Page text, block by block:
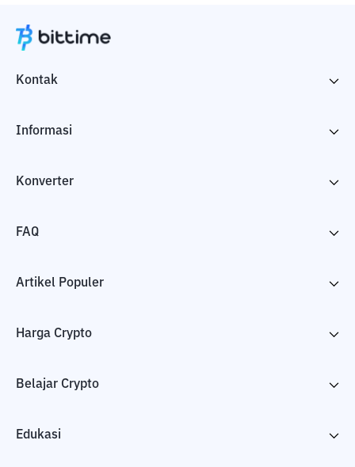
Kontak
Informasi
Konverter
FAQ
Artikel Populer
Harga Crypto
Belajar Crypto
Edukasi